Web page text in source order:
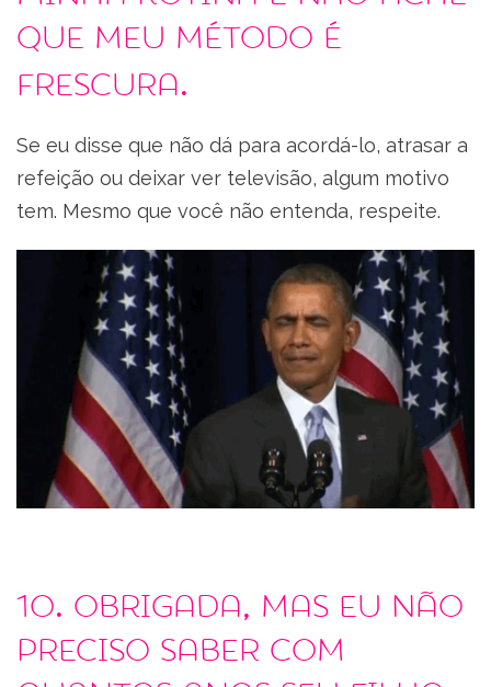
que meu método é
frescura.
Se eu disse que não dá para acordá-lo, atrasar a
refeição ou deixar ver televisão, algum motivo
tem. Mesmo que você não entenda, respeite.
10. Obrigada, mas eu não
preciso saber com